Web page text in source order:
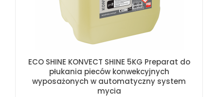
ECO SHINE KONVECT SHINE 5KG Preparat do
płukania pieców konwekcyjnych
wyposażonych w automatyczny system
mycia